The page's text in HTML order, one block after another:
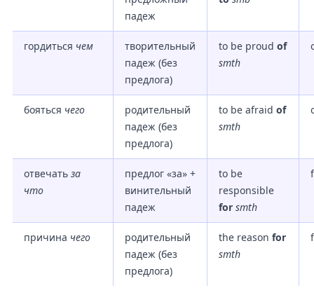
падеж
гордиться чем
творительный
падеж (без
предлога)
to be proud of
smth
бояться чего
родительный
падеж (без
предлога)
to be afraid of
smth
отвечать за
что
предлог «за» +
винительный
падеж
to be
responsible
for smth
причина чего
родительный
падеж (без
предлога)
the reason for
smth